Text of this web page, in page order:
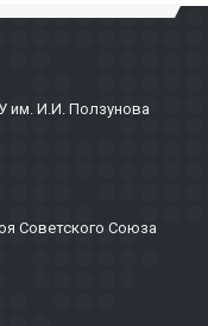
им. И.И. Ползунова
Советского Союза